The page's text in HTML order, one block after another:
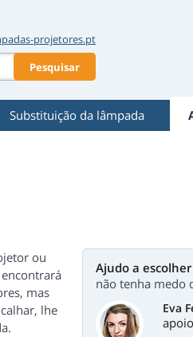
projetores.pt
Pesquisar
Substituição da lâmpada
ou
encontrará
mas
lhe
Ajudo a
não tenha medo
Eva